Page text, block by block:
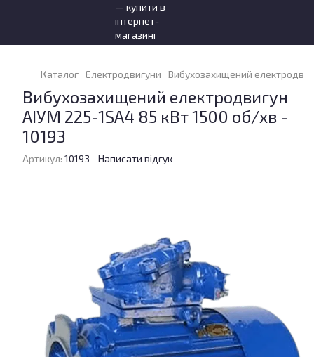
Каталог Електродвигуни Вибухозахищений
Вибухозахищений електродвигун
АІУМ 225-1SA4 85 кВт 1500 об/хв -
10193
Артикул: 10193 Написати відгук